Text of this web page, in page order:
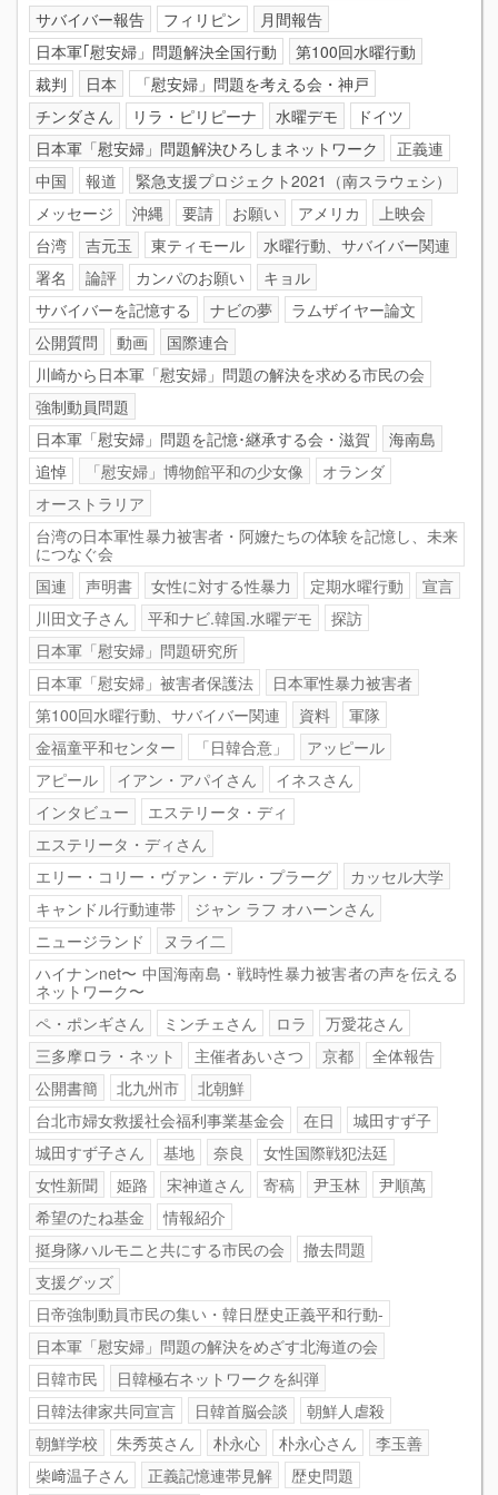
サバイバー報告
フィリピン
月間報告
日本軍｢慰安婦」問題解決全国行動
第100回水曜行動
裁判
日本
「慰安婦」問題を考える会・神戸
チンダさん
リラ・ピリピーナ 水曜デモ
ドイツ
日本軍「慰安婦」問題解決ひろしまネットワーク
正義連
中国
報道
緊急支援プロジェクト2021（南スラウェシ）
メッセージ
沖縄 要請 お願い アメリカ
上映会
台湾
吉元玉 東ティモール
水曜行動、サバイバー関連
署名
論評 カンパのお願い
キョル
サバイバーを記憶する
ナビの夢
ラムザイヤー論文
公開質問
動画
国際連合
川崎から日本軍「慰安婦」問題の解決を求める市民の会
強制動員問題
日本軍「慰安婦」問題を記憶･継承する会・滋賀
海南島
追悼
「慰安婦」博物館平和の少女像
オランダ
オーストラリア
台湾の日本軍性暴力被害者・阿嬤たちの体験を記憶し、未来
につなぐ会
国連
声明書 女性に対する性暴力 定期水曜行動
宣言
川田文子さん
平和ナビ.韓国.水曜デモ
探訪
日本軍「慰安婦」問題研究所
日本軍「慰安婦」被害者保護法
日本軍性暴力被害者
第100回水曜行動、サバイバー関連
資料
軍隊
金福童平和センター
「日韓合意」
アッピール
アピール
イアン・アパイさん
イネスさん
インタビュー
エステリータ・ディ
エステリータ・ディさん
エリー・コリー・ヴァン・デル・プラーグ
カッセル大学
キャンドル行動連帯
ジャン ラフ オハーンさん
ニュージランド
ヌライ二
ハイナンnet〜 中国海南島・戦時性暴力被害者の声を伝える
ネットワーク〜
ペ・ポンギさん
ミンチェさん ロラ
万愛花さん
三多摩ロラ・ネット
主催者あいさつ 京都
全体報告
公開書簡
北九州市
北朝鮮
台北市婦女救援社会福利事業基金会
在日
城田すず子
城田すず子さん
基地 奈良
女性国際戦犯法廷
女性新聞
姫路 宋神道さん 寄稿 尹玉林
尹順萬
希望のたね基金
情報紹介
挺身隊ハルモニと共にする市民の会
撤去問題
支援グッズ
日帝強制動員市民の集い・韓日歴史正義平和行動-
日本軍「慰安婦」問題の解決をめざす北海道の会
日韓市民
日韓極右ネットワークを糾弾
日韓法律家共同宣言
日韓首脳会談
朝鮮人虐殺
朝鮮学校
朱秀英さん 朴永心 朴永心さん
李玉善
柴﨑温子さん
正義記憶連帯見解
歴史問題